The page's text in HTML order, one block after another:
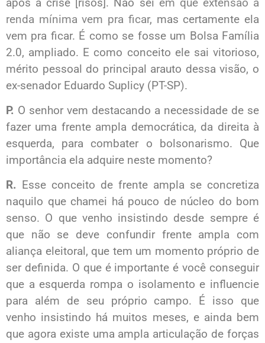
renda mínima vem pra ficar, mas certamente ela
vem pra ficar. É como se fosse um Bolsa Família
2.0, ampliado. E como conceito ele sai vitorioso,
mérito pessoal do principal arauto dessa visão, o
ex-senador Eduardo Suplicy (PT-SP).
P. O senhor vem destacando a necessidade de se
fazer uma frente ampla democrática, da direita à
esquerda, para combater o bolsonarismo. Que
importância ela adquire neste momento?
R. Esse conceito de frente ampla se concretiza
naquilo que chamei há pouco de núcleo do bom
senso. O que venho insistindo desde sempre é
que não se deve confundir frente ampla com
aliança eleitoral, que tem um momento próprio de
ser definida. O que é importante é você conseguir
que a esquerda rompa o isolamento e influencie
para além de seu próprio campo. É isso que
venho insistindo há muitos meses, e ainda bem
que agora existe uma ampla articulação de forças